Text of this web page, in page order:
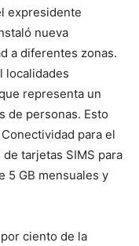
expresidente
nueva
a diferentes zonas.
localidades
representa un
de personas. Esto
para el
tarjetas SIMS para
5 GB mensuales y
ciento de la